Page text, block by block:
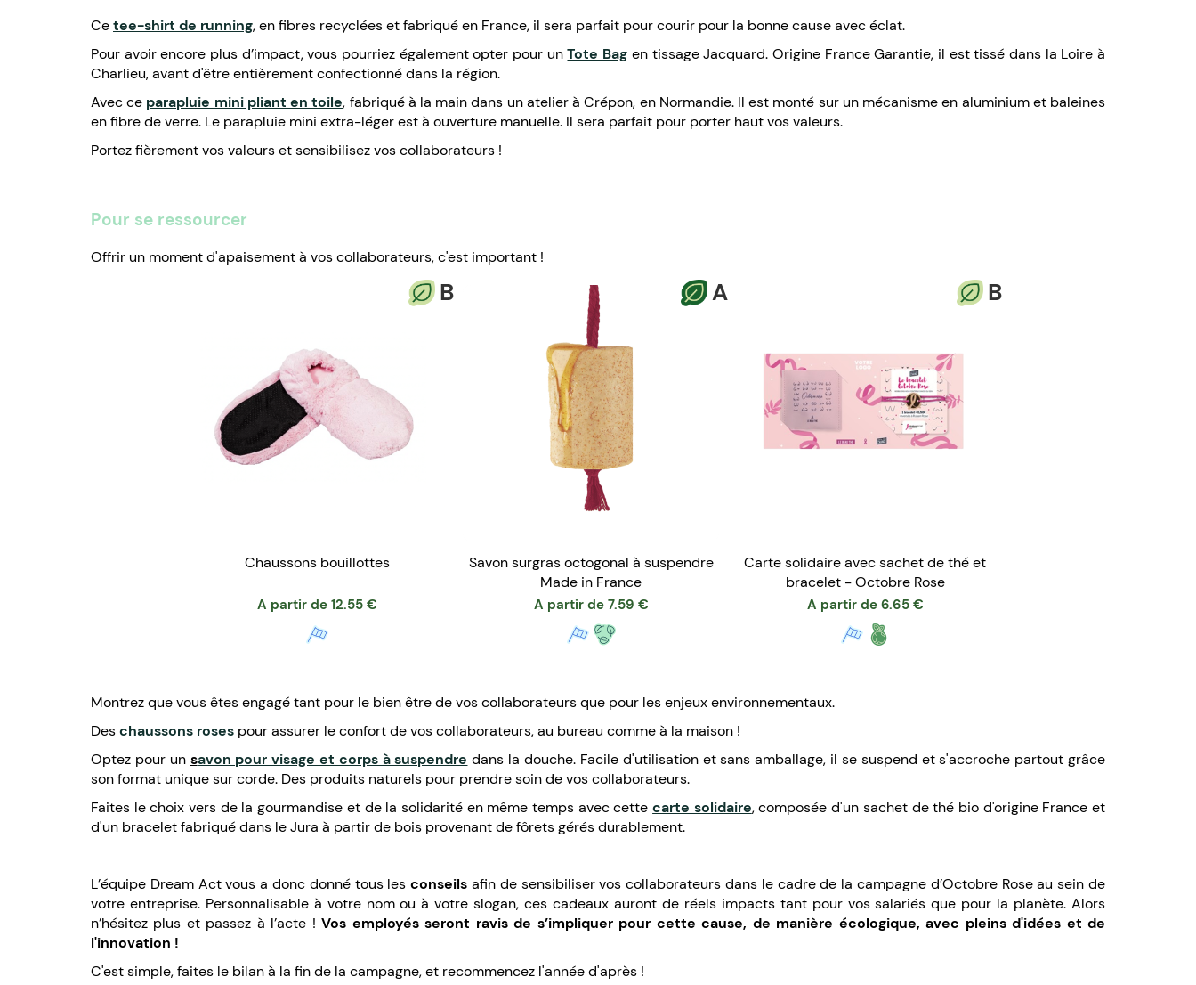
Cetee-shirt de running, en fibres recyclées et fabriqué en France, il sera parfait pour courir pour la bonne cause avec éclat.
Pour avoir encore plus d’impact, vous pourriez également opter pour unTote Bag en tissage Jacquard. Origine France Garantie, il est tissé dans la Loire à
Charlieu, avant d'être entièrement confectionné dans la région.
Avec ce parapluie mini pliant en toile, fabriqué à la main dans un atelier à Crépon, en Normandie. Il est monté sur un mécanisme en aluminium et baleines
en fibre de verre. Le parapluie mini extra-léger est à ouverture manuelle. Il sera parfait pour porter haut vos valeurs.
Portez fièrement vos valeurs et sensibilisez vos collaborateurs !
Pour se ressourcer
Offrir un moment d'apaisement à vos collaborateurs, c'est important !
B
Chaussons bouillottes
A partir de 12.55 €
A
Savon surgras octogonal à suspendre
Made in France
A partir de 7.59 €
B
Carte solidaire avec sachet de thé et
bracelet - Octobre Rose
A partir de 6.65 €
Montrez que vous êtes engagé tant pour le bien être de vos collaborateurs que pour les enjeux environnementaux.
Deschaussons roses pour assurer le confort de vos collaborateurs, au bureau comme à la maison !
Optez pour un savon pour visage et corps à suspendre dans la douche. Facile d'utilisation et sans amballage, il se suspend et s'accroche partout grâce
son format unique sur corde. Des produits naturels pour prendre soin de vos collaborateurs.
Faites le choix vers de la gourmandise et de la solidarité en même temps avec cettecarte solidaire, composée d'un sachet de thé bio d'origine France et
d'un bracelet fabriqué dans le Jura à partir de bois provenant de fôrets gérés durablement.
L’équipe Dream Act vous a donc donné tous lesconseils afin de sensibiliser vos collaborateurs dans le cadre de la campagne d’Octobre Rose au sein de
votre entreprise. Personnalisable à votre nom ou à votre slogan, ces cadeaux auront de réels impacts tant pour vos salariés que pour la planète. Alors
n’hésitez plus et passez à l’acte !Vos employés seront ravis de s’impliquer pour cette cause, de manière écologique, avec pleins d'idées et de
l'innovation !
C'est simple, faites le bilan à la fin de la campagne, et recommencez l'année d'après !